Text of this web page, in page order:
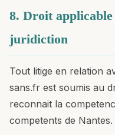
8. Droit
juridiction
Tout litige en relation
sans.fr est soumis au
reconnait la
competents de Nantes.